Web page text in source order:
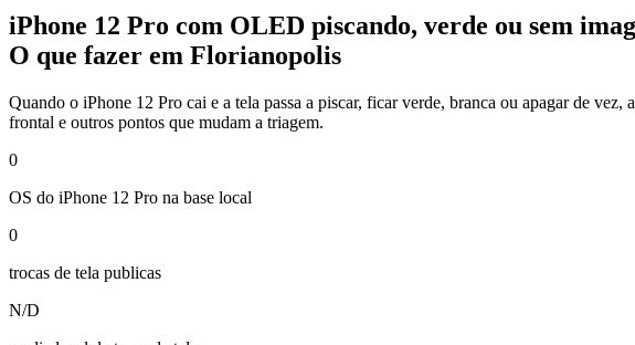
iPhone 12 Pro com OLED piscando, verde ou sem
O que fazer em Florianopolis
Quando o iPhone 12 Pro cai e a tela passa a piscar, ficar verde, branca ou apagar de
frontal e outros pontos que mudam a triagem.
0
OS do iPhone 12 Pro na base local
0
trocas de tela publicas
N/D